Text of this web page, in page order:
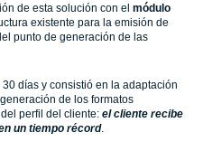
de esta solución con el módulo
existente para la emisión de
punto de generación de las
días y consistió en la adaptación
de los formatos
perfil del cliente: el cliente recibe
un tiempo récord.